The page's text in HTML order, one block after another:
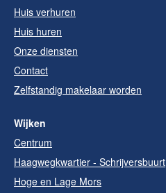
Huis verhuren
Huis huren
Onze diensten
Contact
Zelfstandig makelaar worden
Wijken
Centrum
Haagwegkwartier - Schrijversbuurt
Hoge en Lage Mors